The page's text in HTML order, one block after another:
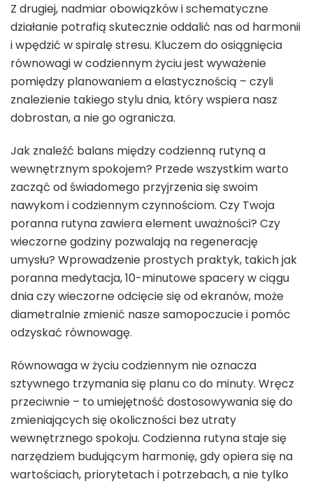
Z drugiej, nadmiar obowiązków i schematyczne
działanie potrafią skutecznie oddalić nas od harmonii
i wpędzić w spiralę stresu. Kluczem do osiągnięcia
równowagi w codziennym życiu jest wyważenie
pomiędzy planowaniem a elastycznością – czyli
znalezienie takiego stylu dnia, który wspiera nasz
dobrostan, a nie go ogranicza.
Jak znaleźć balans między codzienną rutyną a
wewnętrznym spokojem? Przede wszystkim warto
zacząć od świadomego przyjrzenia się swoim
nawykom i codziennym czynnościom. Czy Twoja
poranna rutyna zawiera element uważności? Czy
wieczorne godziny pozwalają na regenerację
umysłu? Wprowadzenie prostych praktyk, takich jak
poranna medytacja, 10-minutowe spacery w ciągu
dnia czy wieczorne odcięcie się od ekranów, może
diametralnie zmienić nasze samopoczucie i pomóc
odzyskać równowagę.
Równowaga w życiu codziennym nie oznacza
sztywnego trzymania się planu co do minuty. Wręcz
przeciwnie – to umiejętność dostosowywania się do
zmieniających się okoliczności bez utraty
wewnętrznego spokoju. Codzienna rutyna staje się
narzędziem budującym harmonię, gdy opiera się na
wartościach, priorytetach i potrzebach, a nie tylko